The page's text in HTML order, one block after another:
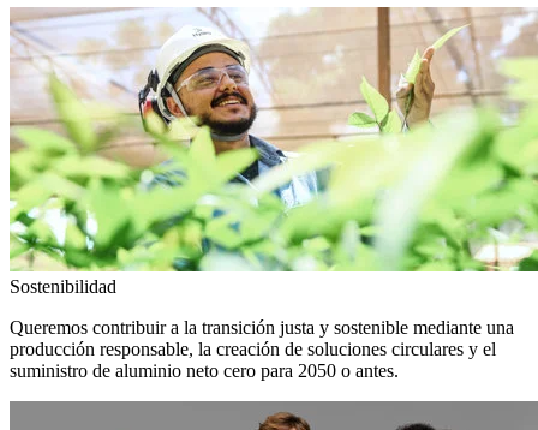
Sostenibilidad
Queremos contribuir a la transición justa y sostenible mediante una
producción responsable, la creación de soluciones circulares y el
suministro de aluminio neto cero para 2050 o antes.